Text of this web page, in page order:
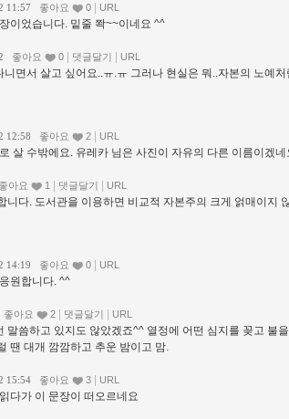
11:57 좋아요 0 URL
이었습니다. 밑줄 쫙~~이네요 ^^
좋아요 0 댓글달기 URL
면서 살고 싶어요..ㅠ.ㅠ 그러나 현실은 뭐..자본의 노예처
12:58 좋아요 2 URL
살 수밖에요. 유레카 님은 사진이 자유의 다른 이름이겠
좋아요 1 댓글달기 URL
니다. 도서관을 이용하면 비교적 자본주의 크게 얽매이지
14:19 좋아요 0 URL
원합니다. ^^
좋아요 2 댓글달기 URL
말씀하고 있지도 않았겠죠^^ 열정에 어떤 심지를 꽂고 불
땐 대개 깜깜하고 추운 밤이고 맘.
15:54 좋아요 3 URL
다가 이 문장이 떠오르네요